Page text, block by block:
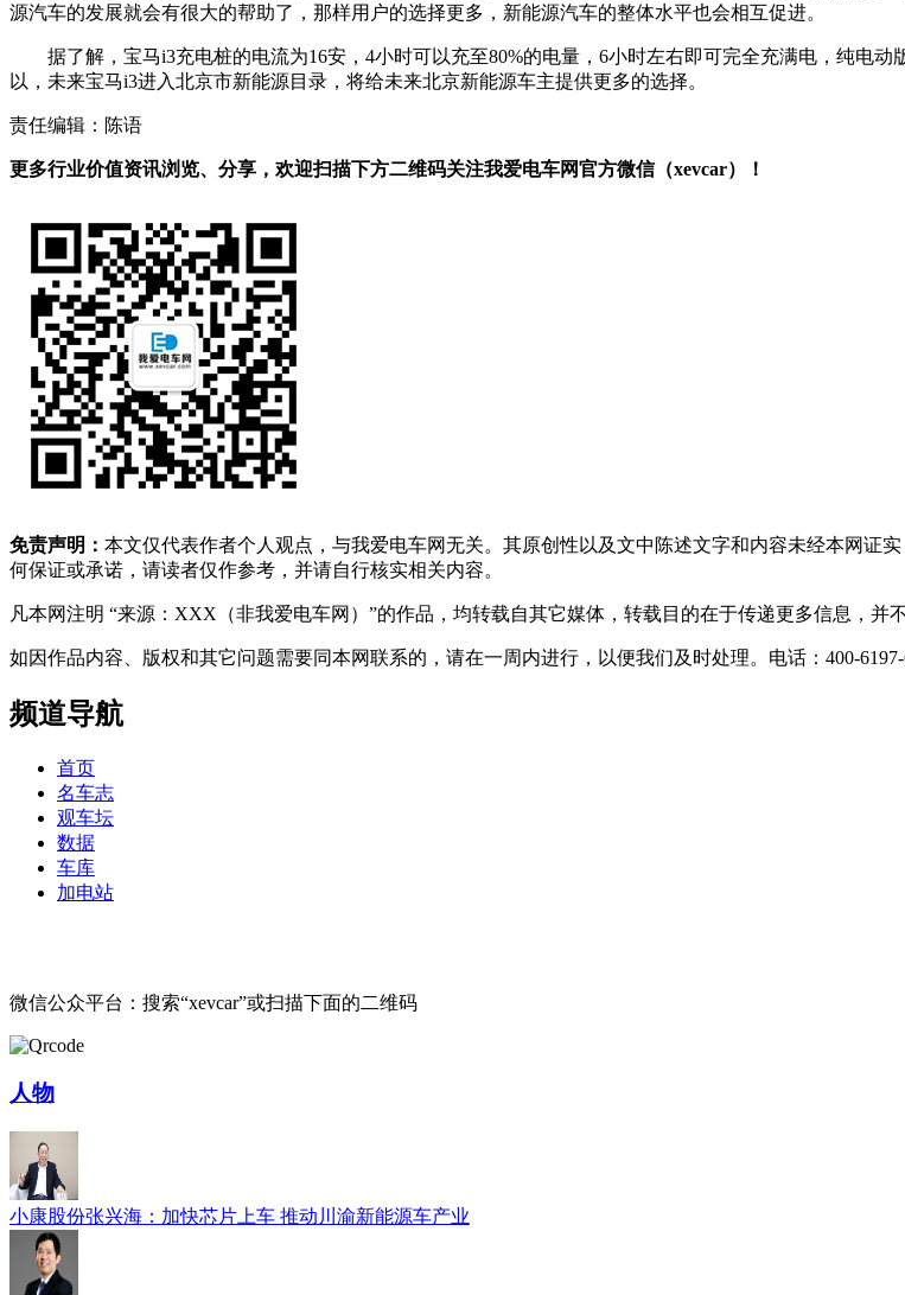
源汽车的发展就会有很大的帮助了，那样用户的选择更多，新能源汽车的整体水平也会相互促进。
据了解，宝马i3充电桩的电流为16安，4小时可以充至80%的电量，6小时左右即可完全充满电，纯电动
以，未来宝马i3进入北京市新能源目录，将给未来北京新能源车主提供更多的选择。
责任编辑：陈语
更多行业价值资讯浏览、分享，欢迎扫描下方二维码关注我爱电车网官方微信（xevcar）！
免责声明： 本文仅代表作者个人观点，与我爱电车网无关。其原创性以及文中陈述文字和内容未经本网证
何保证或承诺，请读者仅作参考，并请自行核实相关内容。
凡本网注明 “来源：XXX（非我爱电车网）”的作品，均转载自其它媒体，转载目的在于传递更多信息，并
如因作品内容、版权和其它问题需要同本网联系的，请在一周内进行，以便我们及时处理。电话：400-6197-
频道导航
首页
名车志
观车坛
数据
车库
加电站
微信公众平台：搜索“xevcar”或扫描下面的二维码
人物
小康股份张兴海：加快芯片上车 推动川渝新能源车产业